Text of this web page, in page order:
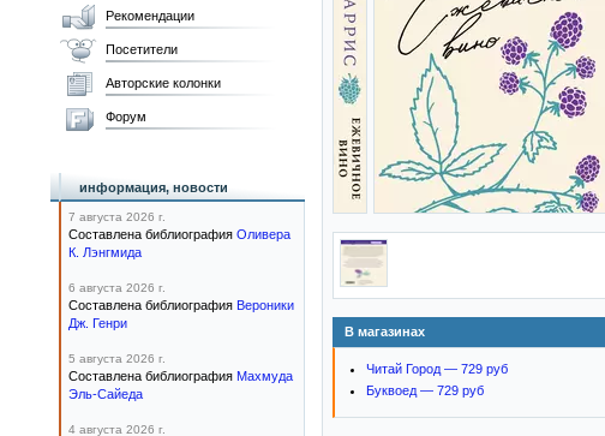
В магазинах
Читай Город — 729 руб
Буквоед — 729 руб
Рекомендации
Посетители
Авторские колонки
Форум
информация, новости
7 августа 2026 г.
Составлена библиография Оливера
К. Лэнгмида
6 августа 2026 г.
Составлена библиография Вероники
Дж. Генри
5 августа 2026 г.
Составлена библиография Махмуда
Эль-Сайеда
4 августа 2026 г.